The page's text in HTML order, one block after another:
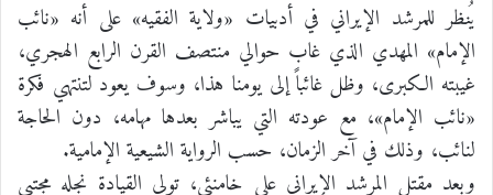
يُنظر للمرشد الإيراني في أدبيات «ولاية الفقيه» على أنه «نائب
الإمام» المهدي الذي غاب حوالي منتصف القرن الرابع الهجري،
غيبته الكبرى، وظل غائباً إلى يومنا هذا، وسوف يعود لتنتهي فكرة
«نائب الإمام»، مع عودته التي يباشر بعدها مهامه، دون الحاجة
لنائب، وذلك في آخر الزمان، حسب الرواية الشيعية الإمامية.
وبعد مقتل المرشد الإيراني علي خامنئي، تولى القيادة نجله مجتبى